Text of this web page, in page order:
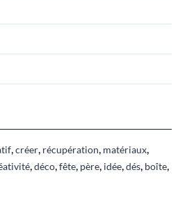
,créer, récupération, matériaux,
,déco,fête, père, idée,dés, boîte,